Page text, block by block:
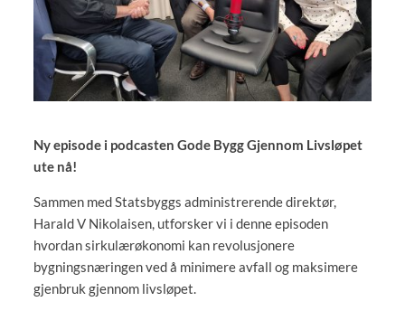
Ny episode i podcasten Gode Bygg Gjennom Livsløpet
ute nå!
Sammen med Statsbyggs administrerende direktør,
Harald V Nikolaisen, utforsker vi i denne episoden
hvordan sirkulærøkonomi kan revolusjonere
bygningsnæringen ved å minimere avfall og maksimere
gjenbruk gjennom livsløpet.